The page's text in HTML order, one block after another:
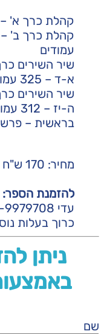
קהלת כרך א' – פרשה
עמודים
שיר השירים
א-ד – 325 עמודים
שיר השירים
ה-יז – 312 עמודים
בראשית – פרשה א-ד –
מחיר: 170 ש"ח
להזמנת הספר:
כרוך בעלות
ניתן
שם